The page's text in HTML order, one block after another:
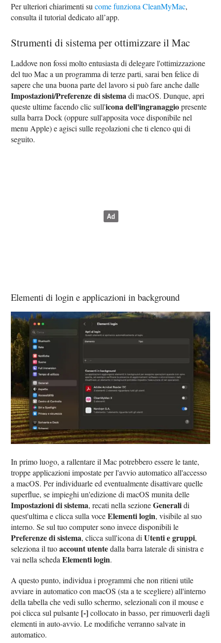
Per ulteriori chiarimenti sucome funziona CleanMyMac,
consulta il tutorial dedicato all’app.
Strumenti di sistema per ottimizzare il Mac
Laddove non fossi molto entusiasta di delegare l'ottimizzazione
del tuo Mac a un programma di terze parti, sarai ben felice di
sapere che una buona parte del lavoro si può fare anche dalle
Impostazioni/Preferenze di sistemadi macOS. Dunque, apri
queste ultime facendo clic sull'icona dell'ingranaggiopresente
sulla barra Dock (oppure sull'apposita voce disponibile nel
menu Apple) e agisci sulle regolazioni che ti elenco qui di
seguito.
Elementi di login e applicazioni in background
In primo luogo, a rallentare il Mac potrebbero essere le tante,
troppe applicazioni impostate per l'avvio automatico all'accesso
a macOS. Per individuarle ed eventualmente disattivare quelle
superflue, se impieghi un'edizione di macOS munita delle
Impostazioni di sistema, recati nella sezioneGeneralidi
quest'ultima e clicca sulla voceElementi login, visibile al suo
interno. Se sul tuo computer sono invece disponibili le
Preferenze di sistema, clicca sull'icona diUtenti e gruppi,
seleziona il tuoaccount utentedalla barra laterale di sinistra e
vai nella schedaElementi login.
A questo punto, individua i programmi che non ritieni utile
avviare in automatico con macOS (sta a te scegliere) all'interno
della tabella che vedi sullo schermo, selezionali con il mouse e
poi clicca sul pulsante [-]collocato in basso, per rimuoverli dagli
elementi in auto-avvio. Le modifiche verranno salvate in
automatico.